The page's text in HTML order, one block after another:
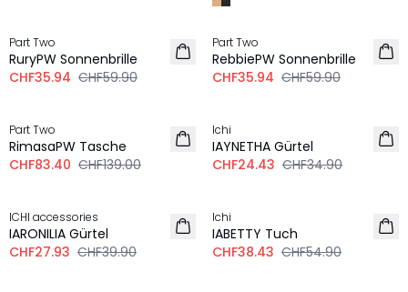
Part Two
RuryPW Sonnenbrille
CHF35.94 CHF59.90
-40%
Part Two
RebbiePW Sonnenbrille
CHF35.94 CHF59.90
Part Two
RimasaPW Tasche
CHF83.40 CHF139.00
Ichi
IAYNETHA Gürtel
CHF24.43 CHF34.90
ICHI accessories
IARONILIA Gürtel
CHF27.93 CHF39.90
Ichi
IABETTY Tuch
CHF38.43 CHF54.90